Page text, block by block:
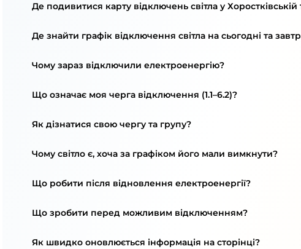
Де подивитися карту відключень світла у Хоростківській
Де знайти графік відключення світла на сьогодні та
Чому зараз відключили електроенергію?
Що означає моя черга відключення (1.1–6.2)?
Як дізнатися свою чергу та групу?
Чому світло є, хоча за графіком його мали вимкнути?
Що робити після відновлення електроенергії?
Що зробити перед можливим відключенням?
Як швидко оновлюється інформація на сторінці?